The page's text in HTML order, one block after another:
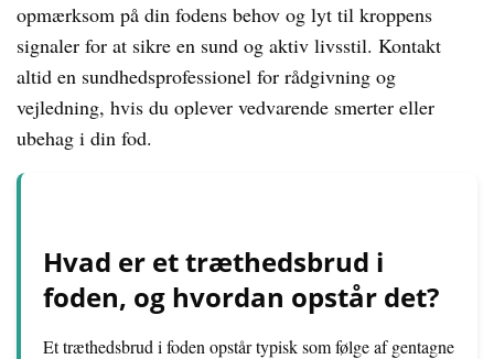
opmærksom på din fodens behov og lyt til kroppens
signaler for at sikre en sund og aktiv livsstil. Kontakt
altid en sundhedsprofessionel for rådgivning og
vejledning, hvis du oplever vedvarende smerter eller
ubehag i din fod.
Hvad er et træthedsbrud i
foden, og hvordan opstår det?
Et træthedsbrud i foden opstår typisk som følge af gentagne